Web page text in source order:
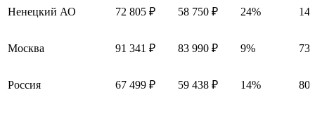
Ненецкий АО 72 805 ₽ 58 750 ₽ 24% 14
Москва 91 341 ₽ 83 990 ₽ 9%
Россия 67 499 ₽ 59 438 ₽ 14%